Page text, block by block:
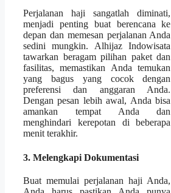
Perjalanan haji sangatlah diminati,
menjadi penting buat berencana ke
depan dan memesan perjalanan Anda
sedini mungkin. Alhijaz Indowisata
tawarkan beragam pilihan paket dan
fasilitas, memastikan Anda temukan
yang bagus yang cocok dengan
preferensi dan anggaran Anda.
Dengan pesan lebih awal, Anda bisa
amankan tempat Anda dan
menghindari kerepotan di beberapa
menit terakhir.
3. Melengkapi Dokumentasi
Buat memulai perjalanan haji Anda,